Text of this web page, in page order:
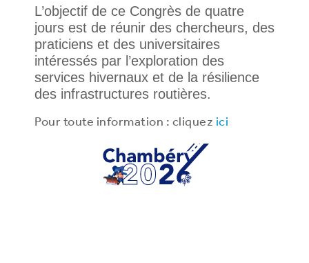
L’objectif de ce Congrès de quatre
jours est de réunir des chercheurs, des
praticiens et des universitaires
intéressés par l’exploration des
services hivernaux et de la résilience
des infrastructures routières.
Pour toute information : cliquez ici